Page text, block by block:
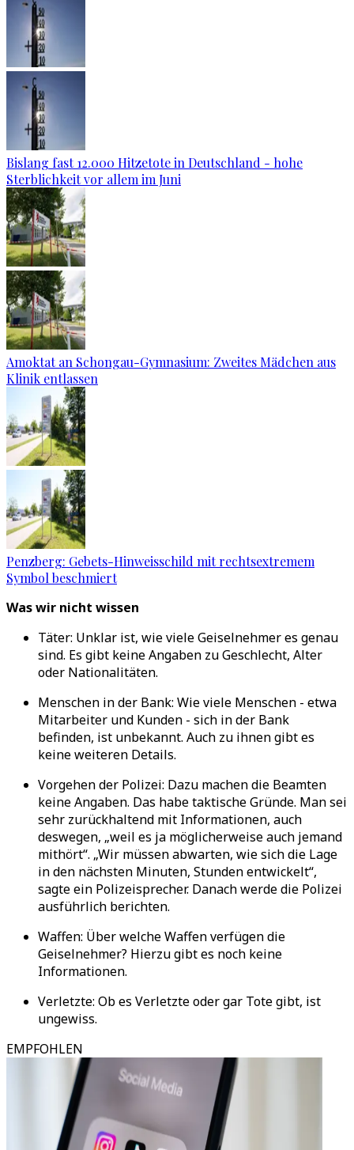
Bislang fast 12.000 Hitzetote in Deutschland - hohe
Sterblichkeit vor allem im Juni
Amoktat an Schongau-Gymnasium: Zweites Mädchen aus
Klinik entlassen
Penzberg: Gebets-Hinweisschild mit rechtsextremem
Symbol beschmiert
Was wir nicht wissen
Täter: Unklar ist, wie viele Geiselnehmer es genau
sind. Es gibt keine Angaben zu Geschlecht, Alter
oder Nationalitäten.
Menschen in der Bank: Wie viele Menschen - etwa
Mitarbeiter und Kunden - sich in der Bank
befinden, ist unbekannt. Auch zu ihnen gibt es
keine weiteren Details.
Vorgehen der Polizei: Dazu machen die Beamten
keine Angaben. Das habe taktische Gründe. Man sei
sehr zurückhaltend mit Informationen, auch
deswegen, „weil es ja möglicherweise auch jemand
mithört“. „Wir müssen abwarten, wie sich die Lage
in den nächsten Minuten, Stunden entwickelt“,
sagte ein Polizeisprecher. Danach werde die Polizei
ausführlich berichten.
Waffen: Über welche Waffen verfügen die
Geiselnehmer? Hierzu gibt es noch keine
Informationen.
Verletzte: Ob es Verletzte oder gar Tote gibt, ist
ungewiss.
EMPFOHLEN